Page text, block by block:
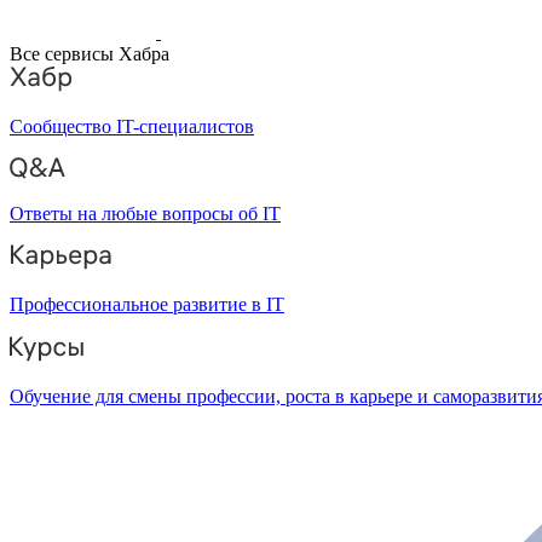
Все сервисы Хабра
Сообщество IT-специалистов
Ответы на любые вопросы об IT
Профессиональное развитие в IT
Обучение для смены профессии, роста в карьере и